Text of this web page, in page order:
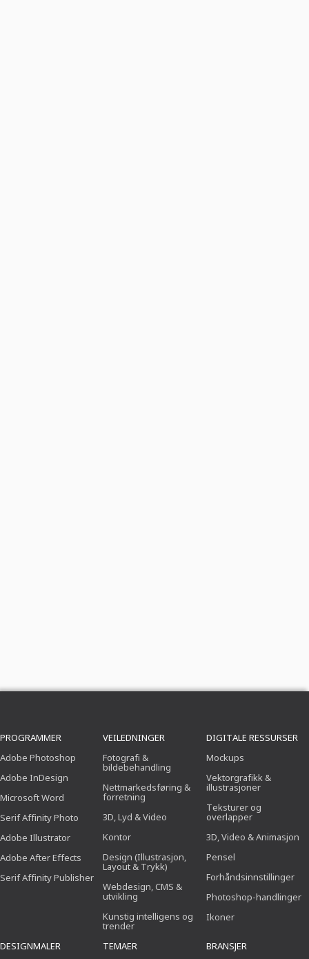
PROGRAMMER
Adobe Photoshop
Adobe InDesign
Microsoft Word
Serif Affinity Photo
Adobe Illustrator
Adobe After Effects
Serif Affinity Publisher
VEILEDNINGER
Fotografi &
bildebehandling
Nettmarkedsføring &
forretning
3D, Lyd & Video
Kontor
Design (Illustrasjon,
Layout & Trykk)
Webdesign, CMS &
utvikling
Kunstig intelligens og
trender
DIGITALE RESSURSER
Mockups
Vektorgrafikk &
illustrasjoner
Teksturer og
overlapper
3D, Video & Animasjon
Pensel
Forhåndsinnstillinger
Photoshop-handlinger
Ikoner
DESIGNMALER
TEMAER
BRANSJER